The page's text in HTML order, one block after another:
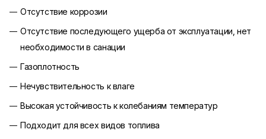
Отсутствие коррозии
Отсутствие последующего ущерба от эксплуатации, нет
необходимости в санации
Газоплотность
Нечувствительность к влаге
Высокая устойчивость к колебаниям температур
Подходит для всех видов топлива